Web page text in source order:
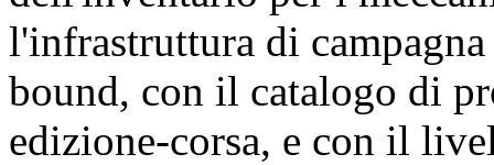
l'infrastruttura di
bound, con il catalogo di
edizione-corsa, e con il